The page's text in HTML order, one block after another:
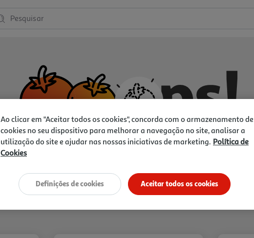
Pesquisar
Vamos tentar de novo?
Ao clicar em "Aceitar todos os cookies", concorda com o armazenamento de
cookies no seu dispositivo para melhorar a navegação no site, analisar a
utilização do site e ajudar nas nossas iniciativas de marketing. Política de
Cookies
Aceitar todos os cookies
Definições de cookies